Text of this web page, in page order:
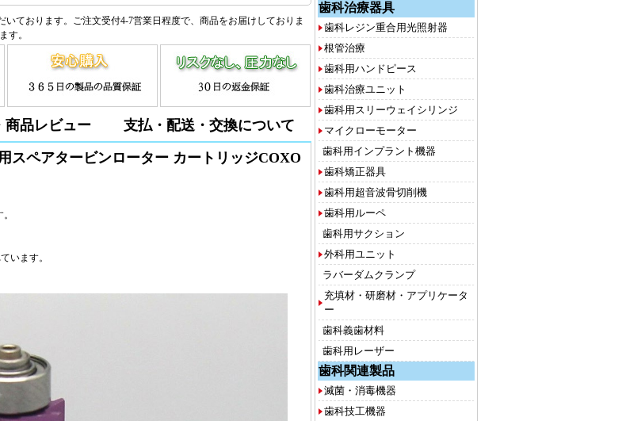
歯科治療器具
歯科レジン重合用光照射器
根管治療
歯科用ハンドピース
歯科治療ユニット
歯科用スリーウェイシリンジ
マイクローモーター
歯科用インプラント機器
歯科矯正器具
歯科用超音波骨切削機
歯科用ルーペ
歯科用サクション
外科用ユニット
ラバーダムクランプ
充填材・研磨材・アプリケータ
ー
歯科義歯材料
歯科用レーザー
歯科関連製品
滅菌・消毒機器
歯科技工機器
ております。ご注文受付4-7営業日程度で、商品をお届けしておりま
す。
商品レビュー 支払・配送・交換について
スペアタービンローター カートリッジCOXO
います。